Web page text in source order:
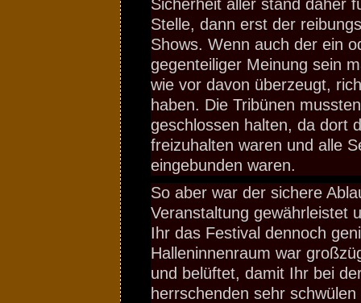
Sicherheit aller stand daher
Stelle, dann erst der
Shows. Wenn auch der ein
gegenteiliger Meinung sein
wie vor davon überzeugt,
haben. Die Tribünen
geschlossen halten, da dort
freizuhalten waren und alle
eingebunden waren.
So aber war der sichere
Veranstaltung gewährleistet
Ihr das Festival dennoch
Halleninnenraum war
und belüftet, damit Ihr bei
herrschenden sehr